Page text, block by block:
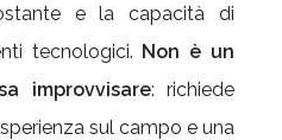
e la capacità di
tecnologici. Non è un
improvvisare: richiede
sul campo e una